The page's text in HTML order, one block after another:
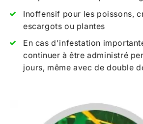
Inoffensif pour les poissons,
escargots ou plantes
En cas d'infestation
continuer à être administré
jours, même avec de double